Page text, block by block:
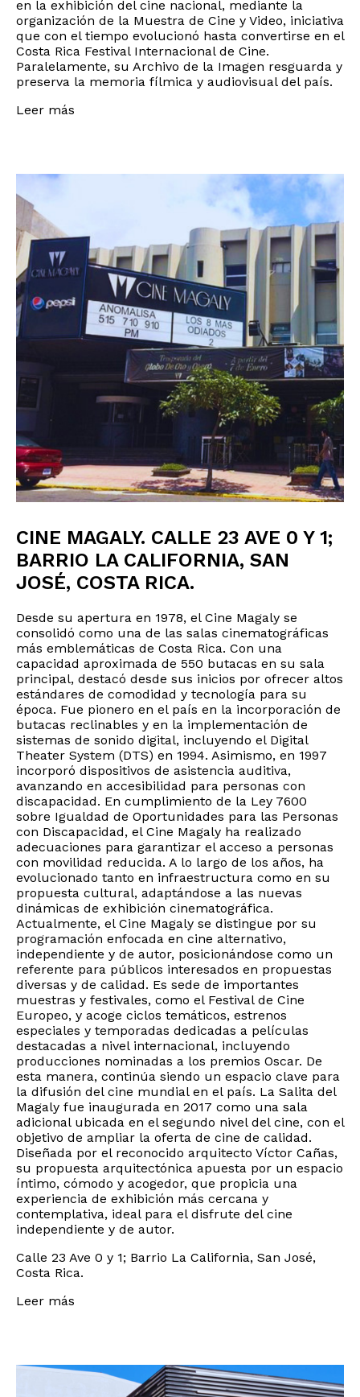
en la exhibición del cine nacional, mediante la
organización de la Muestra de Cine y Video, iniciativa
que con el tiempo evolucionó hasta convertirse en el
Costa Rica Festival Internacional de Cine.
Paralelamente, su Archivo de la Imagen resguarda y
preserva la memoria fílmica y audiovisual del país.
Leer más
CINE MAGALY. CALLE 23 AVE 0 Y 1;
BARRIO LA CALIFORNIA, SAN
JOSÉ, COSTA RICA.
Desde su apertura en 1978, el Cine Magaly se
consolidó como una de las salas cinematográficas
más emblemáticas de Costa Rica. Con una
capacidad aproximada de 550 butacas en su sala
principal, destacó desde sus inicios por ofrecer altos
estándares de comodidad y tecnología para su
época. Fue pionero en el país en la incorporación de
butacas reclinables y en la implementación de
sistemas de sonido digital, incluyendo el Digital
Theater System (DTS) en 1994. Asimismo, en 1997
incorporó dispositivos de asistencia auditiva,
avanzando en accesibilidad para personas con
discapacidad. En cumplimiento de la Ley 7600
sobre Igualdad de Oportunidades para las Personas
con Discapacidad, el Cine Magaly ha realizado
adecuaciones para garantizar el acceso a personas
con movilidad reducida. A lo largo de los años, ha
evolucionado tanto en infraestructura como en su
propuesta cultural, adaptándose a las nuevas
dinámicas de exhibición cinematográfica.
Actualmente, el Cine Magaly se distingue por su
programación enfocada en cine alternativo,
independiente y de autor, posicionándose como un
referente para públicos interesados en propuestas
diversas y de calidad. Es sede de importantes
muestras y festivales, como el Festival de Cine
Europeo, y acoge ciclos temáticos, estrenos
especiales y temporadas dedicadas a películas
destacadas a nivel internacional, incluyendo
producciones nominadas a los premios Oscar. De
esta manera, continúa siendo un espacio clave para
la difusión del cine mundial en el país. La Salita del
Magaly fue inaugurada en 2017 como una sala
adicional ubicada en el segundo nivel del cine, con el
objetivo de ampliar la oferta de cine de calidad.
Diseñada por el reconocido arquitecto Víctor Cañas,
su propuesta arquitectónica apuesta por un espacio
íntimo, cómodo y acogedor, que propicia una
experiencia de exhibición más cercana y
contemplativa, ideal para el disfrute del cine
independiente y de autor.
Calle 23 Ave 0 y 1; Barrio La California, San José,
Costa Rica.
Leer más